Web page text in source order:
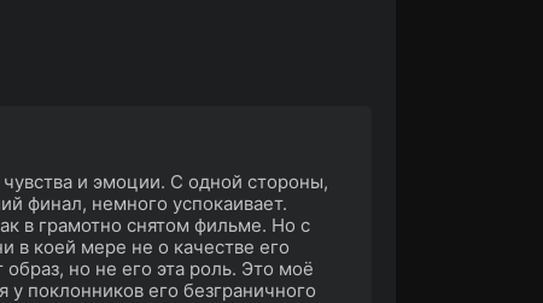
и эмоции. С одной стороны,
финал, немного успокаивает.
в грамотно снятом фильме. Но с
в коей мере не о качестве его
но не его эта роль. Это моё
поклонников его безграничного